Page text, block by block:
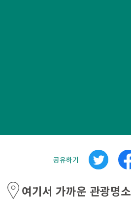
공유하기
여기서 가까운 관광명소